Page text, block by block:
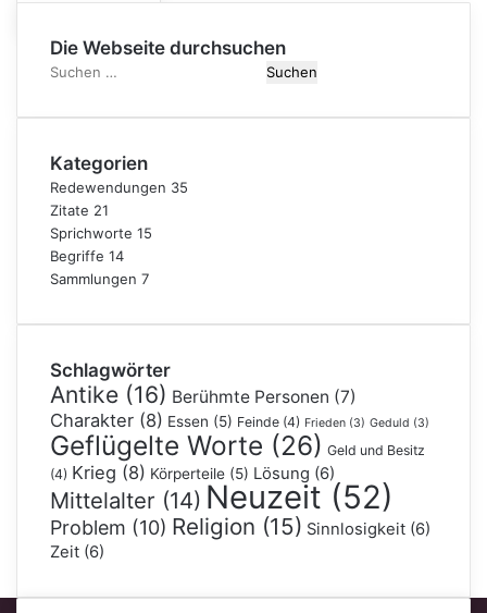
Die Webseite durchsuchen
S
c
e
n
n
a
c
h
Kategorien
Redewendungen 35
Zitate 21
Sprichworte 15
Begriffe 14
Sammlungen 7
Schlagwörter
Antike (16) Berühmte Personen (7)
Charakter (8) Essen (5) Feinde (4) Frieden (3) Geduld (3)
Geflügelte Worte (26) Geld und Besitz
(4) Krieg (8) Körperteile (5) Lösung (6)
Mittelalter (14) Neuzeit (52)
Problem (10) Religion (15) Sinnlosigkeit (6)
Zeit (6)